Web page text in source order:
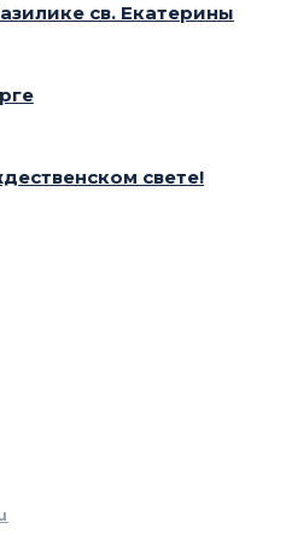
св. Екатерины
свете!